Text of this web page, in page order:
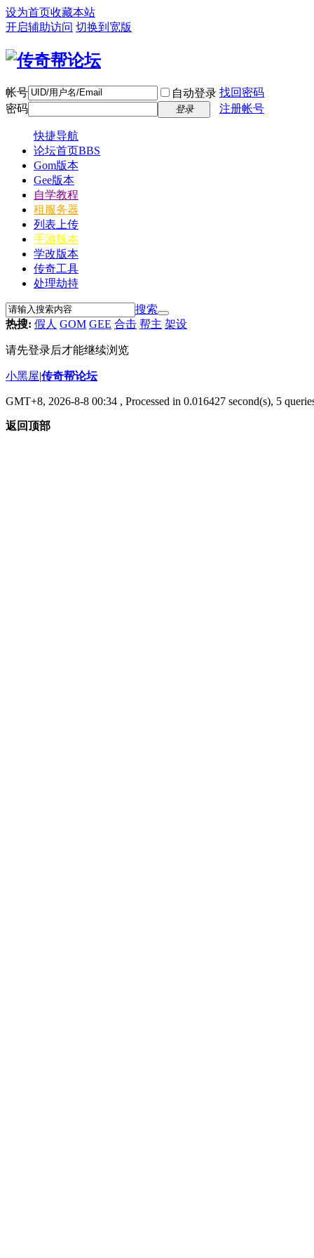
设为首页收藏本站
开启辅助访问 切换到宽版
帐号 自动登录 找回密码
密码
登录 注册帐号
快捷导航
论坛首页BBS
Gom版本
Gee版本
自学教程
租服务器
列表上传
手游版本
学改版本
传奇工具
处理劫持
搜索
热搜: 假人 GOM GEE 合击 帮主 架设
请先登录后才能继续浏览
小黑屋|传奇帮论坛
GMT+8, 2026-8-8 00:34 , Processed in 0.016427 second(s), 5
返回顶部